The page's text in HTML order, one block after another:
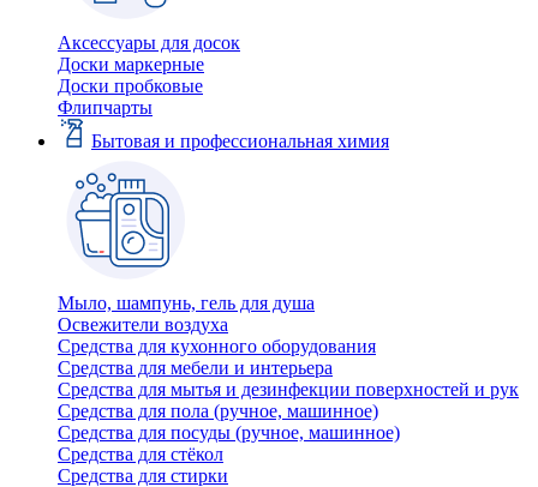
Аксессуары для досок
Доски маркерные
Доски пробковые
Флипчарты
Бытовая и профессиональная химия
Мыло, шампунь, гель для душа
Освежители воздуха
Средства для кухонного оборудования
Средства для мебели и интерьера
Средства для мытья и дезинфекции поверхностей и рук
Средства для пола (ручное, машинное)
Средства для посуды (ручное, машинное)
Средства для стёкол
Средства для стирки